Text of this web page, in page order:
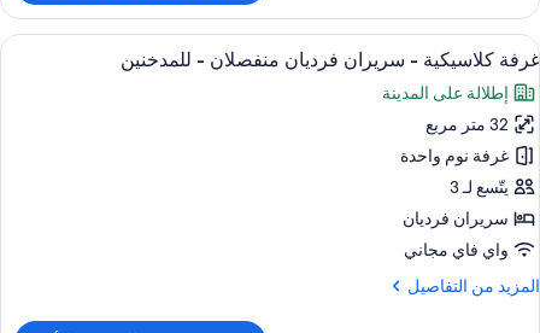
غرفة
كلاسيكية
-
سرير
ملكي
استعراض
جميع
صور
غرفة
كلاسيكية
-
سريران
فرديان
منفصلان
-
8
غرفة كلاسيكية - سريران فرديان منفصلان - للمدخنين
إطلالة على المدينة
32 متر مربع
غرفة نوم واحدة
يتّسع لـ 3
سريران فرديان
واي فاي مجاني
المزيد من التفاصيل
المزيد